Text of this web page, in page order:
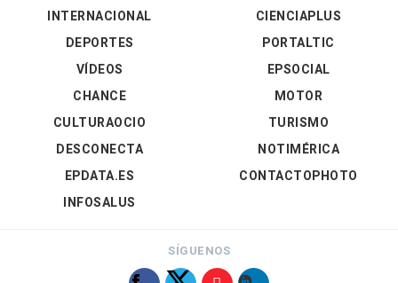
INTERNACIONAL
DEPORTES
VÍDEOS
CIENCIAPLUS
PORTALTIC
EPSOCIAL
CHANCE
CULTURAOCIO
DESCONECTA
EPDATA.ES
INFOSALUS
MOTOR
TURISMO
NOTIMÉRICA
CONTACTOPHOTO
SÍGUENOS